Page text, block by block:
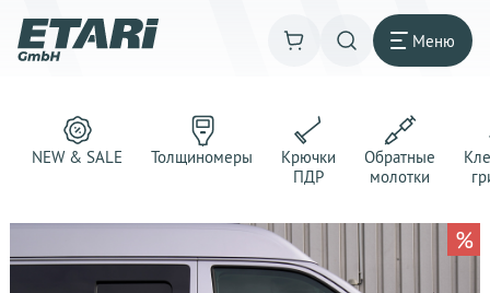
Меню
NEW & SALE Толщиномеры
Крючки
ПДР
Обратные
молотки
%